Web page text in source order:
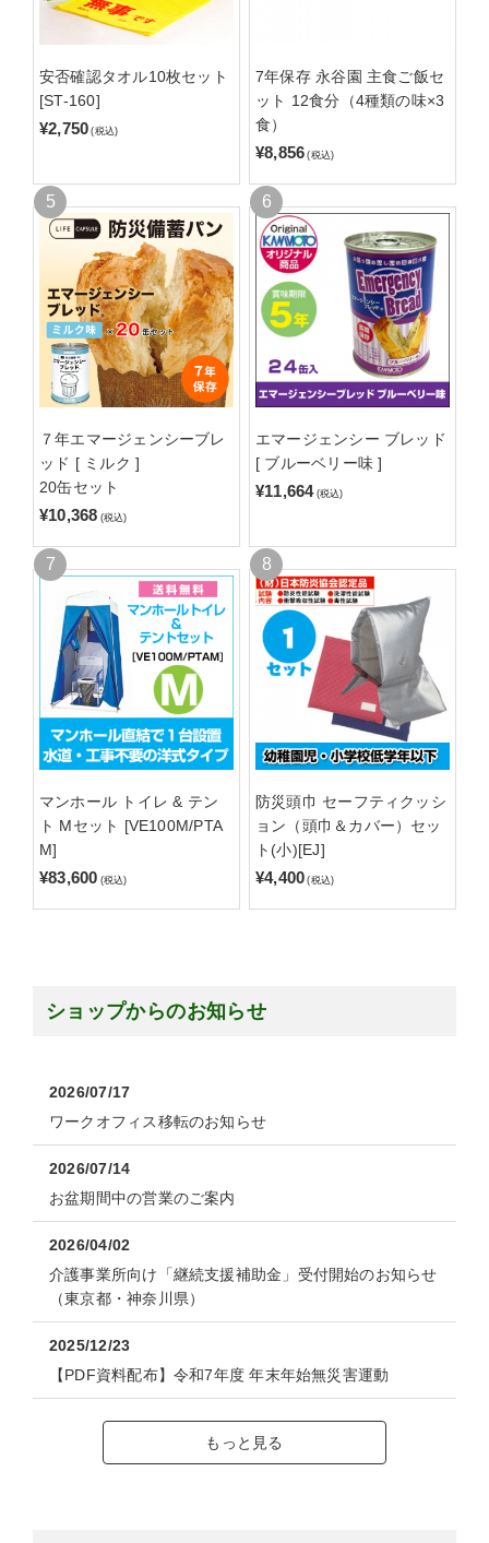
安否確認タオル10枚セット
[ST-160]
¥2,750 (税込)
7年保存 永谷園 主食ご飯セ
ット 12食分（4種類の味×3
食）
¥8,856 (税込)
７年エマージェンシーブレ
ッド [ ミルク ]
20缶セット
¥10,368 (税込)
エマージェンシー ブレッド
[ ブルーベリー味 ]
¥11,664 (税込)
マンホール トイレ & テン
ト Mセット [VE100M/PTA
M]
¥83,600 (税込)
防災頭巾 セーフティクッシ
ョン（頭巾＆カバー）セッ
ト(小)[EJ]
¥4,400 (税込)
ショップからのお知らせ
2026/07/17
ワークオフィス移転のお知らせ
2026/07/14
お盆期間中の営業のご案内
2026/04/02
介護事業所向け「継続支援補助金」受付開始のお知らせ
（東京都・神奈川県）
2025/12/23
【PDF資料配布】令和7年度 年末年始無災害運動
もっと見る